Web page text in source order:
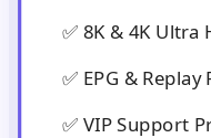
✅ 8K & 4K Ultra
✅ EPG &
✅ VIP Support